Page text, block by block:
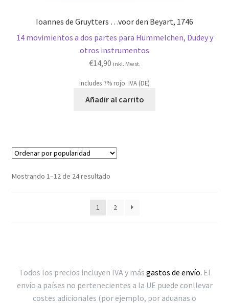
Ioannes de Gruytters …voor den Beyart, 1746
14 movimientos a dos partes para Hümmelchen, Dudey y
otros instrumentos
€14,90 inkl. Mwst.
Includes 7% rojo. IVA (DE)
Añadir al carrito
Mostrando 1–12 de 24 resultadoOrdenado
1
2
Todos los precios incluyen IVA y más gastos de envío. El
envío a países no pertenecientes a la UE puede conllevar
costes adicionales (por ejemplo, por aduanas o